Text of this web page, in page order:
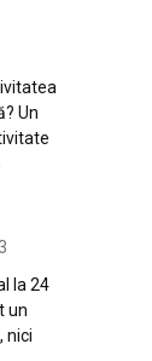
Un
la 24
un
nici